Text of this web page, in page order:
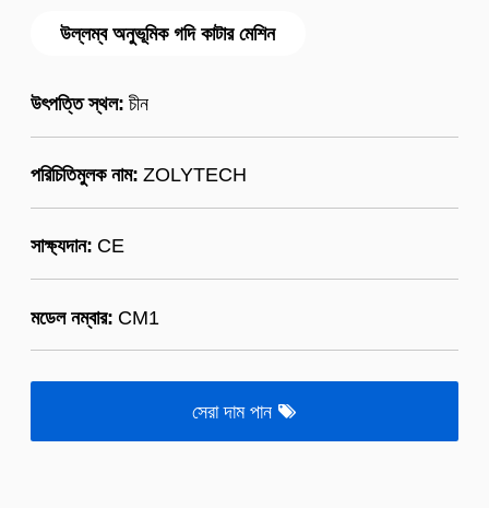
উল্লম্ব অনুভূমিক গদি কাটার মেশিন
উৎপত্তি স্থল: চীন
পরিচিতিমুলক নাম: ZOLYTECH
সাক্ষ্যদান: CE
মডেল নম্বার: CM1
সেরা দাম পান